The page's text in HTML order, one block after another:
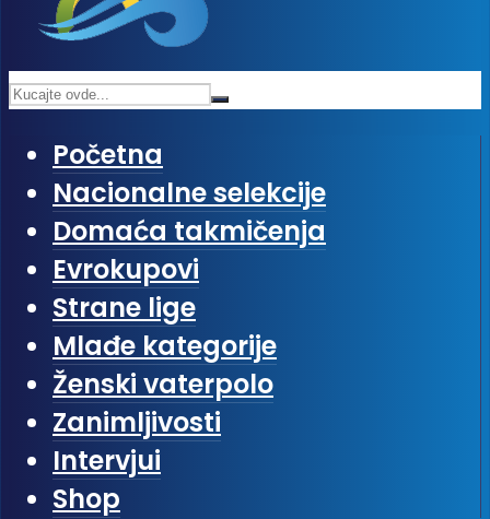
Početna
Nacionalne selekcije
Domaća takmičenja
Evrokupovi
Strane lige
Mlađe kategorije
Ženski vaterpolo
Zanimljivosti
Intervjui
Shop